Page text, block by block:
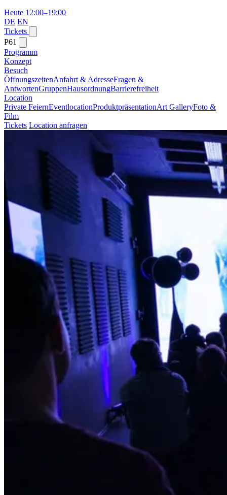
Heute 12:00–19:00
DE EN
Tickets
P61
Programm
Konzept
Besuch
ÖffnungszeitenAnfahrt & AdresseFragen &
AntwortenGruppenHausordnungBarrierefreiheit
Location
Private FeiernEventlocationProduktpräsentationArt GalleryFoto &
Film
Tickets Location anfragen